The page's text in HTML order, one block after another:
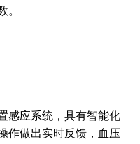
。
感应系统，具有智能化
作做出实时反馈，血压